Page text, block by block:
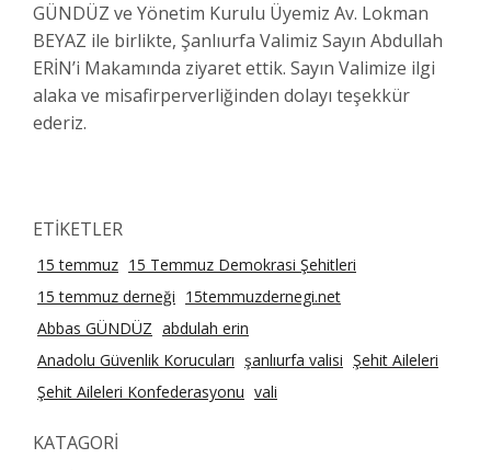
GÜNDÜZ ve Yönetim Kurulu Üyemiz Av. Lokman
BEYAZ ile birlikte, Şanlıurfa Valimiz Sayın Abdullah
ERİN’i Makamında ziyaret ettik. Sayın Valimize ilgi
alaka ve misafirperverliğinden dolayı teşekkür
ederiz.
ETİKETLER
15 temmuz 15 Temmuz Demokrasi Şehitleri
15 temmuz derneği 15temmuzdernegi.net
Abbas GÜNDÜZ abdulah erin
Anadolu Güvenlik Korucuları şanlıurfa valisi Şehit Aileleri
Şehit Aileleri Konfederasyonu vali
KATAGORİ